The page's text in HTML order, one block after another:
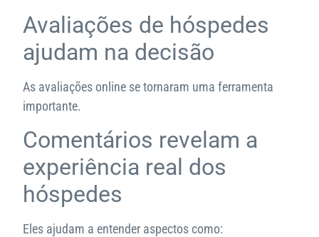
Avaliações de hóspedes
ajudam na decisão
As avaliações online se tornaram uma ferramenta
importante.
Comentários revelam a
experiência real dos
hóspedes
Eles ajudam a entender aspectos como: